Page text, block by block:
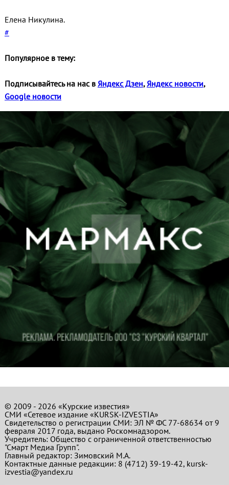
Елена Никулина.
#
Популярное в тему:
Подписывайтесь на нас в Яндекс Дзен,Яндекс новости,
Google новости
© 2009 - 2026 «Курские известия»
СМИ «Сетевое издание «KURSK-IZVESTIA»
Свидетельство о регистрации СМИ: ЭЛ № ФС 77-68634 от 9
февраля 2017 года, выдано Роскомнадзором.
Учредитель: Общество с ограниченной ответственностью
"Смарт Медиа Групп".
Главный редактор:Зимовский М.А.
Контактные данные редакции: 8 (4712) 39-19-42, kursk-
izvestia@yandex.ru